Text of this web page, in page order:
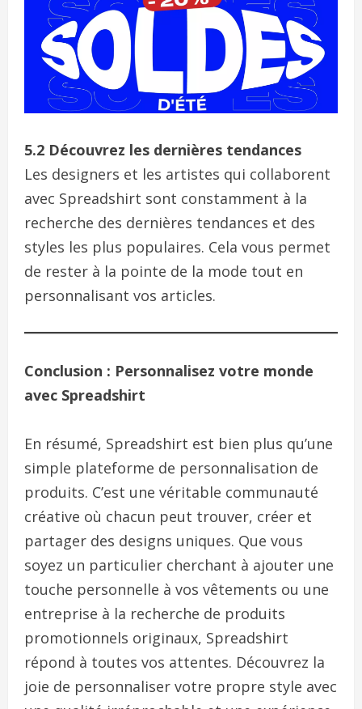
5.2 Découvrez les dernières tendances
Les designers et les artistes qui collaborent
avec Spreadshirt sont constamment à la
recherche des dernières tendances et des
styles les plus populaires. Cela vous permet
de rester à la pointe de la mode tout en
personnalisant vos articles.
Conclusion : Personnalisez votre monde
avec Spreadshirt
En résumé, Spreadshirt est bien plus qu’une
simple plateforme de personnalisation de
produits. C’est une véritable communauté
créative où chacun peut trouver, créer et
partager des designs uniques. Que vous
soyez un particulier cherchant à ajouter une
touche personnelle à vos vêtements ou une
entreprise à la recherche de produits
promotionnels originaux, Spreadshirt
répond à toutes vos attentes. Découvrez la
joie de personnaliser votre propre style avec